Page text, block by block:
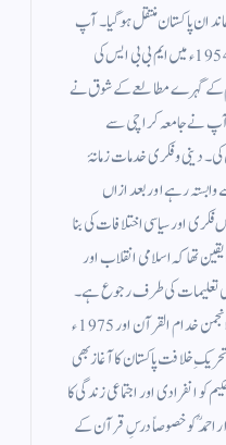
پاکستان منتقل ہو گیا۔ آپ
نے کنگ ایڈورڈ میڈیکل کالج، لاہور سے 1954ء میں ایم بی بی ایس کی
کے گہرے مطالعے کے شوق نے
آپ نے جامعہ کراچی سے
دینی و فکری خدمات زمانۂ
رہے اور بعد ازاں
اور سیاسی اختلافات کی بنا
تھا کہ اسلامی انقلاب اور
کی تعلیمات کی طرف رجوع ہے۔
اسی مقصد کے لیے آپ نے 1972ء میں انجمن خدام القرآن اور 1975ء
خلافت پاکستان کا آغاز بھی
انفرادی اور اجتماعی زندگی کا
احمدؒ کو خصوصاً درسِ قرآن کے